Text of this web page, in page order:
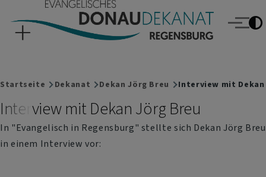
Direkt zum Inhalt
Evangelisches Donaudekanat Regensburg
Menü
Breadcrumb
Startseite Dekanat Dekan Jörg Breu Interview mit Dekan
Interview mit Dekan Jörg Breu
In "Evangelisch in Regensburg" stellte sich Dekan Jörg Breu
in einem Interview vor: